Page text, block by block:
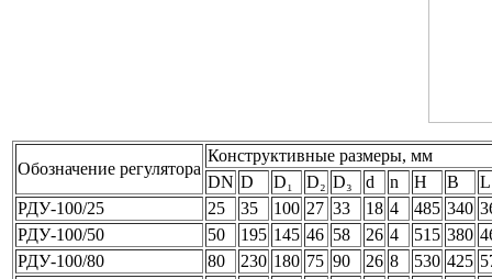
Обозначение регулятора
Конструктивные размеры, мм
DN D D₁ D₂ D₃ d n H B
L
РДУ-100/25
25 35 100 27 33 18 4 485 340
РДУ-100/50
50 195 145 46 58 26 4 515 380
РДУ-100/80
80 230 180 75 90 26 8 530 425